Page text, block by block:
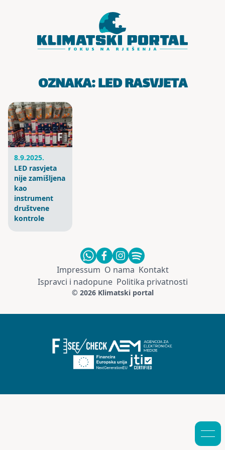
OZNAKA:LED RASVJETA
8.9.2025.
LED rasvjeta
nije zamišljena
kao
instrument
društvene
kontrole
Impressum O nama Kontakt
Ispravci i nadopune Politika privatnosti
© 2026 Klimatski portal